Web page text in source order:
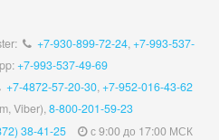
+7-930-899-72-24,+7-993-537-
+7-993-537-49-69
+7-4872-57-20-30,+7-952-016-43-62
Viber),8-800-201-59-23
38-41-25 с 9:00 до 17:00 МСК